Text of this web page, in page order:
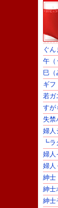
ぐ
午（
巳（
ギフ
若ガ
すが
失禁
婦人
┗ラ
婦人
婦人
紳士
紳士
紳士